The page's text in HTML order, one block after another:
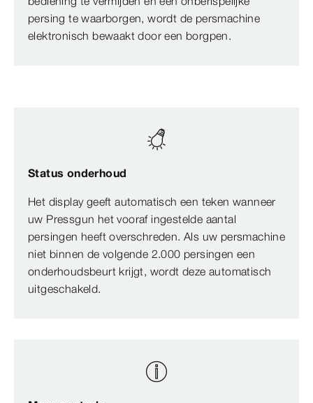
persing te waarborgen, wordt de persmachine
elektronisch bewaakt door een borgpen.
Status onderhoud
Het display geeft automatisch een teken wanneer
uw Pressgun het vooraf ingestelde aantal
persingen heeft overschreden. Als uw persmachine
niet binnen de volgende 2.000 persingen een
onderhoudsbeurt krijgt, wordt deze automatisch
uitgeschakeld.